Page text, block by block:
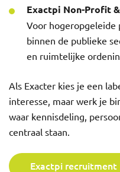
Exactpi Non-Profit
Voor hogeropgeleide
binnen de publieke
en ruimtelijke
Als Exacter kies je een
interesse, maar werk je
waar kennisdeling,
centraal staan.
Exactpi recruitment